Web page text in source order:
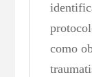
como